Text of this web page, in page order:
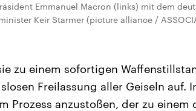
Emmanuel Macron (links) mit dem
Keir Starmer (picture alliance /
zu einem sofortigen
Freilassung aller Geiseln auf.
Prozess anzustoßen, der zu einem